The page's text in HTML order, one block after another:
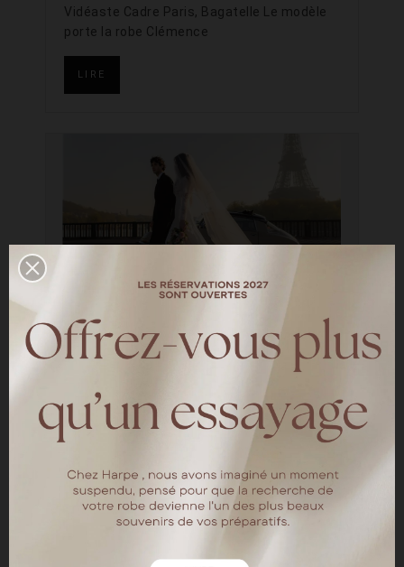
Vidéaste Cadre Paris, Bagatelle Le modèle
porte la robe Clémence
LIRE
Elisa & Oscar
LES MARIÉES HARPE
par Eternal Moments photographe et
Vidéaste Le modèle porte la robe Ingrid